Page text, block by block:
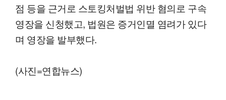
점 등을 근거로 스토킹처벌법 위반 혐의로 구속
영장을 신청했고, 법원은 증거인멸 염려가 있다
며 영장을 발부했다.
(사진=연합뉴스)